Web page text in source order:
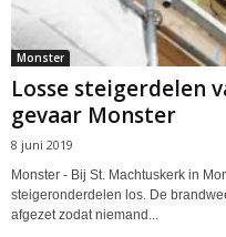
Monster
Losse steigerdelen
gevaar Monster
8 juni 2019
Monster - Bij St. Machtuskerk in
steigeronderdelen los. De
afgezet zodat niemand...